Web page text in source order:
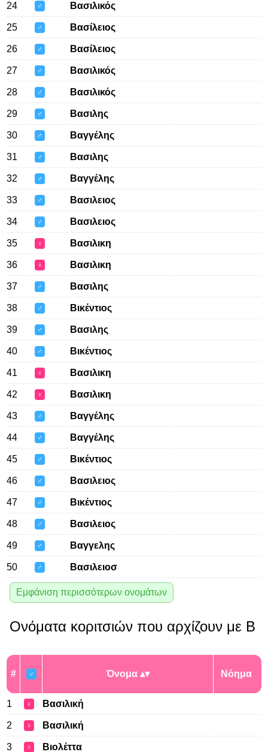
24 ♂ Βασιλικός
25 ♂ Βασίλειος
26 ♂ Βασίλειος
27 ♂ Βασιλικός
28 ♂ Βασιλικός
29 ♂ Βασιλης
30 ♂ Βαγγέλης
31 ♂ Βασιλης
32 ♂ Βαγγέλης
33 ♂ Βασιλειος
34 ♂ Βασιλειος
35 ♀ Βασιλικη
36 ♀ Βασιλικη
37 ♂ Βασιλης
38 ♂ Βικέντιος
39 ♂ Βασιλης
40 ♂ Βικέντιος
41 ♀ Βασιλικη
42 ♀ Βασιλικη
43 ♂ Βαγγέλης
44 ♂ Βαγγέλης
45 ♂ Βικέντιος
46 ♂ Βασιλειος
47 ♂ Βικέντιος
48 ♂ Βασιλειος
49 ♂ Βαγγελης
50 ♂ Βασιλειοσ
Εμφάνιση περισσότερων ονομάτων
Ονόματα κοριτσιών που αρχίζουν με Β
# ♂ Όνομα Νόημα
1 ♀ Βασιλική
2 ♀ Βασιλική
3 ♀ Βιολέττα